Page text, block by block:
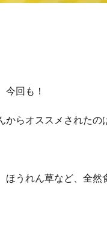
回も！
らオススメされたの
うれん草など、全然